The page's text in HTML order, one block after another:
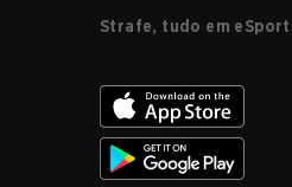
Strafe, tudo em